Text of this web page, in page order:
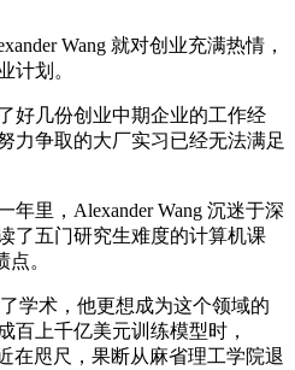
Wang 就对创业充满热情，
计划。
几份创业中期企业的工作经
力争取的大厂实习已经无法满足
里，Alexander Wang 沉迷于深
了五门研究生难度的计算机课
。
学术，他更想成为这个领域的
百上千亿美元训练模型时，
在咫尺，果断从麻省理工学院退